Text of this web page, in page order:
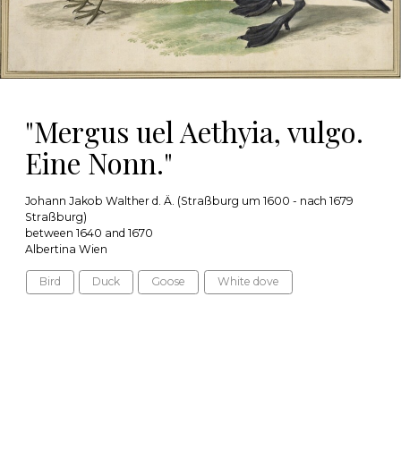
"Mergus uel Aethyia, vulgo.
Eine Nonn."
Johann Jakob Walther d. Ä. (Straßburg um 1600 - nach 1679
Straßburg)
between 1640 and 1670
Albertina Wien
Bird Duck Goose White dove